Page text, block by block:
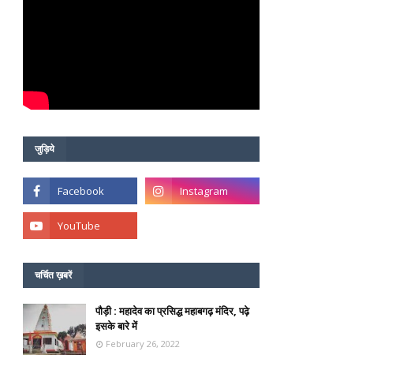
जुड़िये
चर्चित ख़बरें
पौड़ी : महादेव का प्रसिद्ध महाबगढ़ मंदिर, पढ़े
इसके बारे में
February 26, 2022